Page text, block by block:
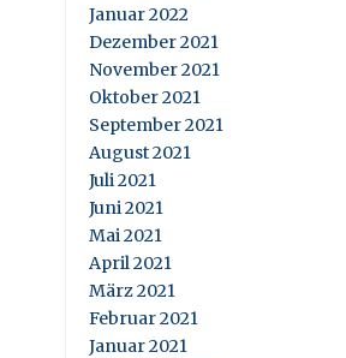
Januar 2022
Dezember 2021
November 2021
Oktober 2021
September 2021
August 2021
Juli 2021
Juni 2021
Mai 2021
April 2021
März 2021
Februar 2021
Januar 2021